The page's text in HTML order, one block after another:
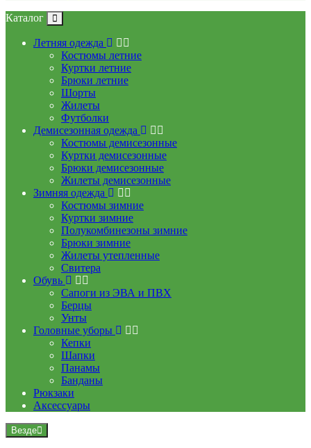
Каталог
Летняя одежда
Костюмы летние
Куртки летние
Брюки летние
Шорты
Жилеты
Футболки
Демисезонная одежда
Костюмы демисезонные
Куртки демисезонные
Брюки демисезонные
Жилеты демисезонные
Зимняя одежда
Костюмы зимние
Куртки зимние
Полукомбинезоны зимние
Брюки зимние
Жилеты утепленные
Свитера
Обувь
Сапоги из ЭВА и ПВХ
Берцы
Унты
Головные уборы
Кепки
Шапки
Панамы
Банданы
Рюкзаки
Аксессуары
Везде